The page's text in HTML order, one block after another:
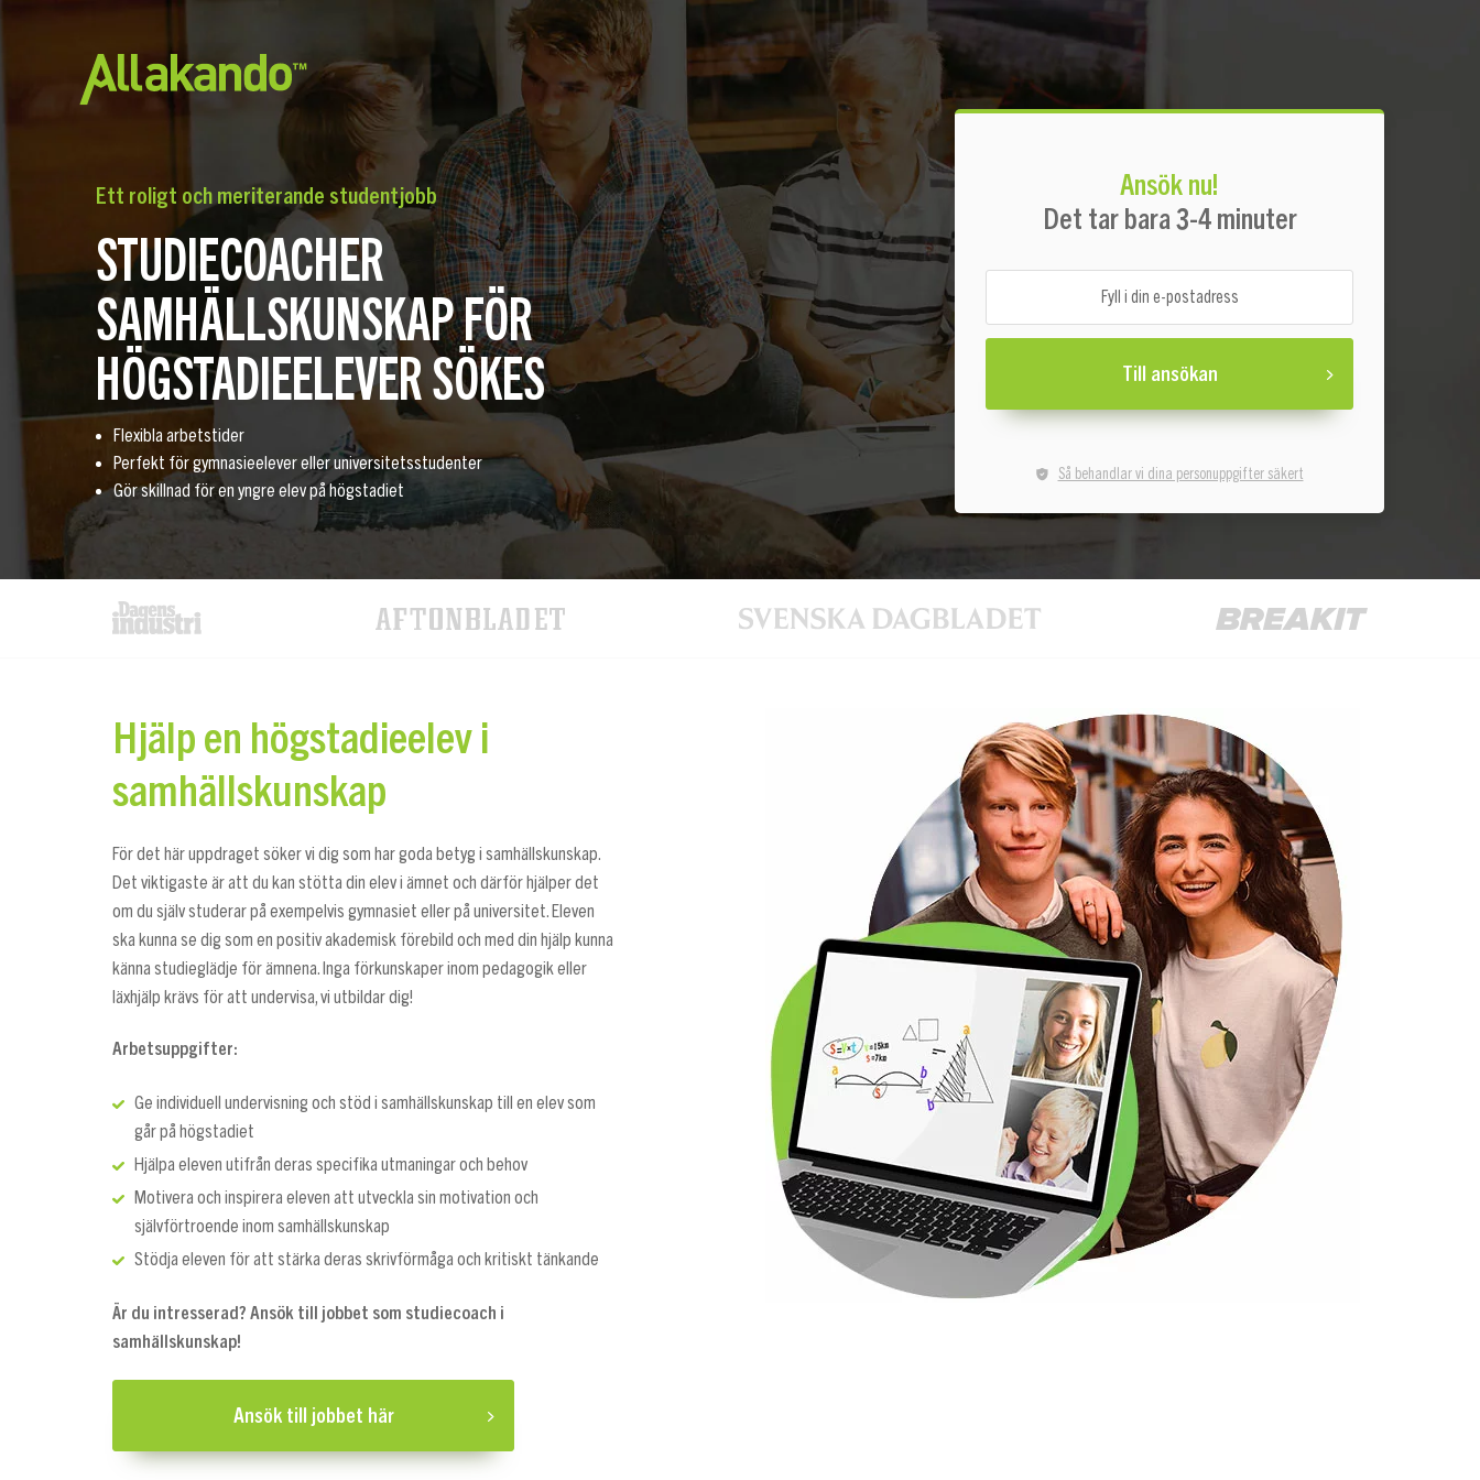
Ett roligt och meriterande studentjobb
STUDIECOACHER
SAMHÄLLSKUNSKAP FÖR
HÖGSTADIEELEVER SÖKES
Flexibla arbetstider
Perfekt för gymnasieelever eller universitetsstudenter
Gör skillnad för en yngre elev på högstadiet
Ansök nu!
Det tar bara 3-4 minuter
Till ansökan
Så behandlar vi dina personuppgifter säkert
Hjälp en högstadieelev i
samhällskunskap
För det här uppdraget söker vi dig som har goda betyg i samhällskunskap.
Det viktigaste är att du kan stötta din elev i ämnet och därför hjälper det
om du själv studerar på exempelvis gymnasiet eller på universitet. Eleven
ska kunna se dig som en positiv akademisk förebild och med din hjälp kunna
känna studieglädje för ämnena. Inga förkunskaper inom pedagogik eller
läxhjälp krävs för att undervisa, vi utbildar dig!
Arbetsuppgifter:
Ge individuell undervisning och stöd i samhällskunskap till en elev som
går på högstadiet
Hjälpa eleven utifrån deras specifika utmaningar och behov
Motivera och inspirera eleven att utveckla sin motivation och
självförtroende inom samhällskunskap
Stödja eleven för att stärka deras skrivförmåga och kritiskt tänkande
Är du intresserad? Ansök till jobbet som studiecoach i
samhällskunskap!
Ansök till jobbet här